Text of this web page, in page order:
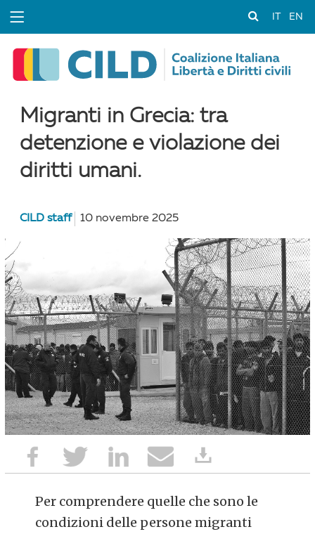
EN
Migranti in Grecia: tra
detenzione e violazione dei
diritti umani.
CILD staff 10 novembre 2025
Per comprendere quelle che sono le
condizioni delle persone migranti